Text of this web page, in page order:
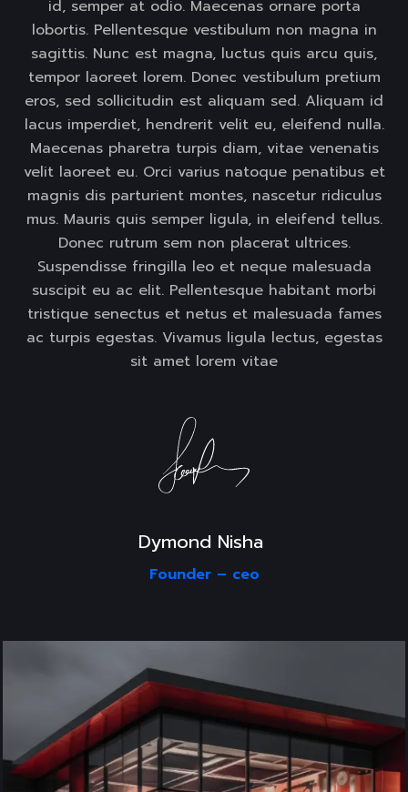
id, semper at odio. Maecenas ornare porta
lobortis. Pellentesque vestibulum non magna in
sagittis. Nunc est magna, luctus quis arcu quis,
tempor laoreet lorem. Donec vestibulum pretium
eros, sed sollicitudin est aliquam sed. Aliquam id
lacus imperdiet, hendrerit velit eu, eleifend nulla.
Maecenas pharetra turpis diam, vitae venenatis
velit laoreet eu. Orci varius natoque penatibus et
magnis dis parturient montes, nascetur ridiculus
mus. Mauris quis semper ligula, in eleifend tellus.
Donec rutrum sem non placerat ultrices.
Suspendisse fringilla leo et neque malesuada
suscipit eu ac elit. Pellentesque habitant morbi
tristique senectus et netus et malesuada fames
ac turpis egestas. Vivamus ligula lectus, egestas
sit amet lorem vitae
Dymond Nisha
Founder – ceo